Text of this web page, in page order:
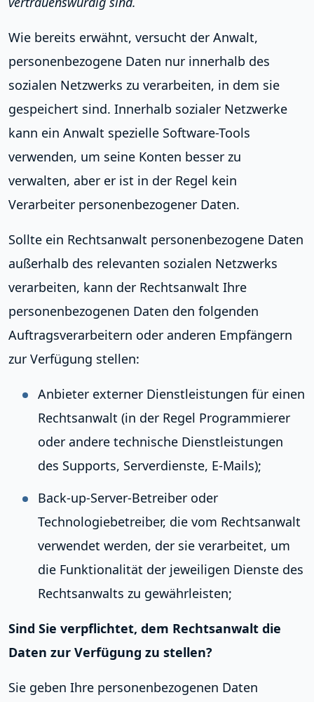
Wie bereits erwähnt, versucht der Anwalt,
personenbezogene Daten nur innerhalb des
sozialen Netzwerks zu verarbeiten, in dem sie
gespeichert sind. Innerhalb sozialer Netzwerke
kann ein Anwalt spezielle Software-Tools
verwenden, um seine Konten besser zu
verwalten, aber er ist in der Regel kein
Verarbeiter personenbezogener Daten.
Sollte ein Rechtsanwalt personenbezogene Daten
außerhalb des relevanten sozialen Netzwerks
verarbeiten, kann der Rechtsanwalt Ihre
personenbezogenen Daten den folgenden
Auftragsverarbeitern oder anderen Empfängern
zur Verfügung stellen:
Anbieter externer Dienstleistungen für einen
Rechtsanwalt (in der Regel Programmierer
oder andere technische Dienstleistungen
des Supports, Serverdienste, E-Mails);
Back-up-Server-Betreiber oder
Technologiebetreiber, die vom Rechtsanwalt
verwendet werden, der sie verarbeitet, um
die Funktionalität der jeweiligen Dienste des
Rechtsanwalts zu gewährleisten;
Sind Sie verpflichtet, dem Rechtsanwalt die
Daten zur Verfügung zu stellen?
Sie geben Ihre personenbezogenen Daten